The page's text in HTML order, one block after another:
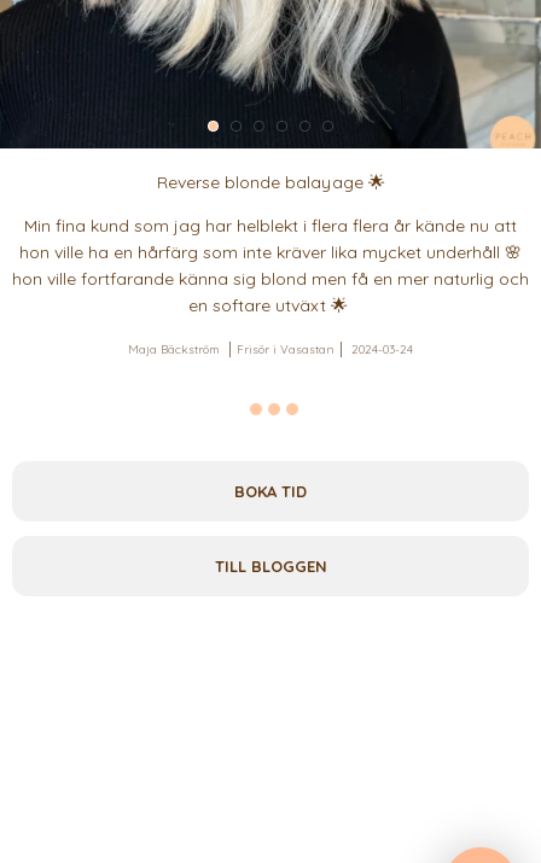
Reverse blonde balayage 🌟
Min fina kund som jag har helblekt i flera flera år kände nu att
hon ville ha en hårfärg som inte kräver lika mycket underhåll 🌸
hon ville fortfarande känna sig blond men få en mer naturlig och
en softare utväxt 🌟
Maja Bäckström Frisör i Vasastan 2024-03-24
BOKA TID
TILL BLOGGEN